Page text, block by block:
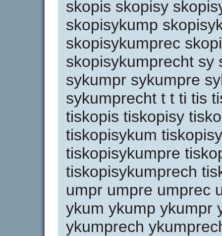
skopis skopisy
skopisykump
skopisykumprec
skopisykumprecht sy
sykumpr sykumpre
sykumprecht t t ti tis
tiskopis tiskopisy
tiskopisykum
tiskopisykumpre
tiskopisykumprech
umpr umpre umprec
ykum ykump ykumpr
ykumprech